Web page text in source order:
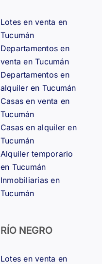
Lotes en venta en
Tucumán
Departamentos en
venta en Tucumán
Departamentos en
alquiler en Tucumán
Casas en venta en
Tucumán
Casas en alquiler en
Tucumán
Alquiler temporario
en Tucumán
Inmobiliarias en
Tucumán
RÍO NEGRO
Lotes en venta en